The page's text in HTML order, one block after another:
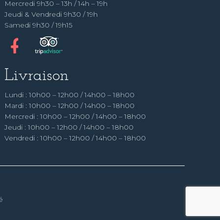
Mercredi 9h30 – 13h / 14h – 19h
Jeudi & Vendredi 9h30 / 19h
Samedi 9h30 / 19h15
Livraison
Lundi : 10h00 – 12h00 / 14h00 – 18h00
Mardi : 10h00 – 12h00 / 14h00 – 18h00
Mercredi : 10h00 – 12h00 / 14h00 – 18h00
Jeudi : 10h00 – 12h00 / 14h00 – 18h00
Vendredi : 10h00 – 12h00 / 14h00 – 18h00